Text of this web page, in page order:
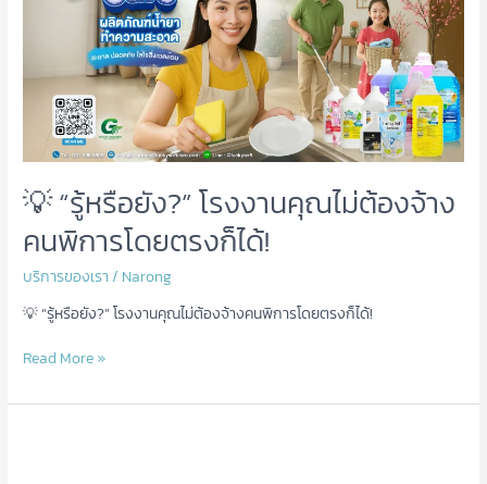
💡 “รู้หรือยัง?” โรงงานคุณไม่ต้องจ้าง
คนพิการโดยตรงก็ได้!
บริการของเรา / Narong
💡 “รู้หรือยัง?” โรงงานคุณไม่ต้องจ้างคนพิการโดยตรงก็ได้!
ต้อง
พิการ
ก็ได้!
Read More »